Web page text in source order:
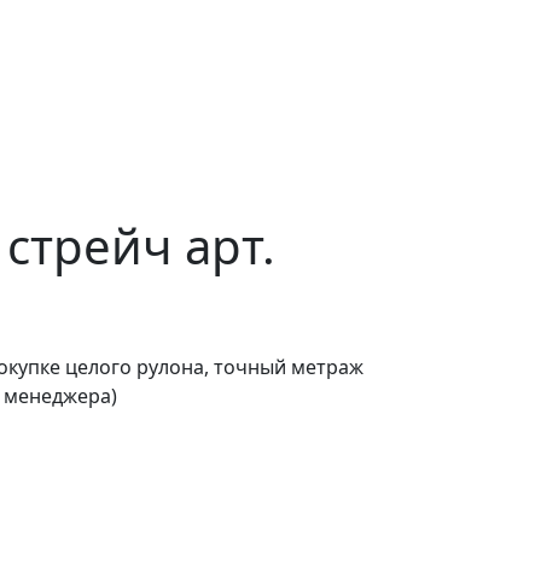
арт.
целого рулона, точный метраж
менеджера)